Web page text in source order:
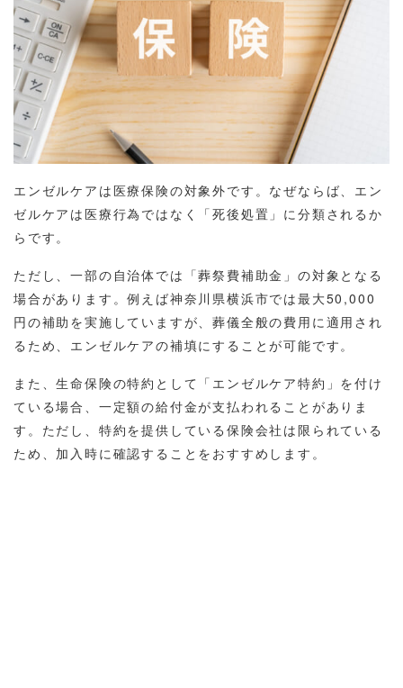
エンゼルケアは医療保険の対象外です。なぜならば、エン
ゼルケアは医療行為ではなく「死後処置」に分類されるか
らです。
ただし、一部の自治体では「葬祭費補助金」の対象となる
場合があります。例えば神奈川県横浜市では最大50,000
円の補助を実施していますが、葬儀全般の費用に適用され
るため、エンゼルケアの補填にすることが可能です。
また、生命保険の特約として「エンゼルケア特約」を付け
ている場合、一定額の給付金が支払われることがありま
す。ただし、特約を提供している保険会社は限られている
ため、加入時に確認することをおすすめします。